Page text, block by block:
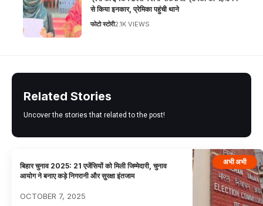
से किया इनकार, प्रेमिका पहुंची थाने
फोटो स्टोरी2.1K VIEWS
Related Stories
Uncover the stories that related to the post!
अभी अभी
बिहार चुनाव 2025: 21 एजेंसियों को मिली जिम्मेदारी, चुनाव
आयोग ने बनाए कड़े निगरानी और सुरक्षा इंतजाम
OCTOBER 7, 2025